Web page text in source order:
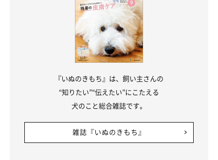
『いぬのきもち』は、飼い主さんの
“知りたい”“伝えたい”にこたえる
犬のこと総合雑誌です。
雑誌『いぬのきもち』